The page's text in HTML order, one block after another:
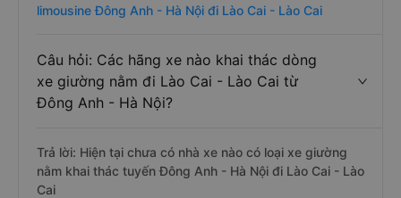
limousine Đông Anh - Hà Nội đi Lào Cai - Lào Cai
Câu hỏi: Các hãng xe nào khai thác dòng
xe giường nằm đi Lào Cai - Lào Cai từ
Đông Anh - Hà Nội?
Trả lời: Hiện tại chưa có nhà xe nào có loại xe giường
nằm khai thác tuyến Đông Anh - Hà Nội đi Lào Cai - Lào
Cai